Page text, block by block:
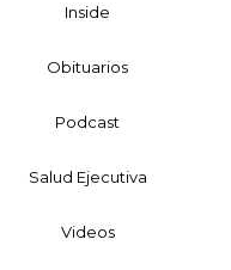
Inside
Obituarios
Podcast
Salud Ejecutiva
Videos